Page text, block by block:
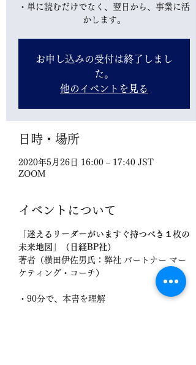
・単に読むだけでなく、翌日から、事業に活
かします。
お申し込みの受付は終了しまし
た。
他のイベントを見る
日時・場所
2020年5月26日 16:00 – 17:40 JST
ZOOM
イベントについて
「迷えるリーダーがいますぐ持つべき１枚の
未来地図」（日経BP社）
著者（横田伊佐男氏：弊社 パートナー マー
ケティング・コーチ）
・90分で、本書を理解